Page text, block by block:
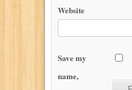
Website
Save my
name,